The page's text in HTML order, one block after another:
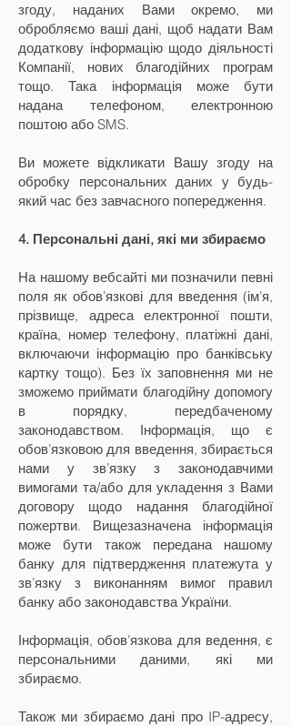
згоду, наданих Вами окремо, ми
обробляємо ваші дані, щоб надати Вам
додаткову інформацію щодо діяльності
Компанії, нових благодійних програм
тощо. Така інформація може бути
надана телефоном, електронною
поштою або SMS.
Ви можете відкликати Вашу згоду на
обробку персональних даних у будь-
який час без завчасного попередження.
4. Персональні дані, які ми збираємо
На нашому вебсайті ми позначили певні
поля як обов’язкові для введення (ім’я,
прізвище, адреса електронної пошти,
країна, номер телефону, платіжні дані,
включаючи інформацію про банківську
картку тощо). Без їх заповнення ми не
зможемо приймати благодійну допомогу
в порядку, передбаченому
законодавством. Інформація, що є
обов’язковою для введення, збирається
нами у зв’язку з законодавчими
вимогами та/або для укладення з Вами
договору щодо надання благодійної
пожертви. Вищезазначена інформація
може бути також передана нашому
банку для підтвердження платежута у
зв’язку з виконанням вимог правил
банку або законодавства України.
Інформація, обов’язкова для ведення, є
персональними даними, які ми
збираємо.
Також ми збираємо дані про IP-адресу,